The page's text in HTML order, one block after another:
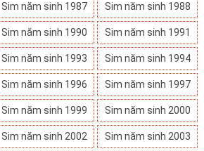
Sim năm sinh 1987 Sim năm sinh 1988
Sim năm sinh 1990 Sim năm sinh 1991
Sim năm sinh 1993 Sim năm sinh 1994
Sim năm sinh 1996 Sim năm sinh 1997
Sim năm sinh 1999 Sim năm sinh 2000
Sim năm sinh 2002 Sim năm sinh 2003